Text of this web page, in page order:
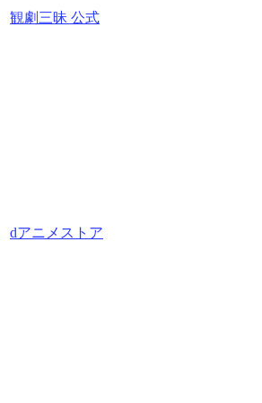
観劇三昧 公式
dアニメストア